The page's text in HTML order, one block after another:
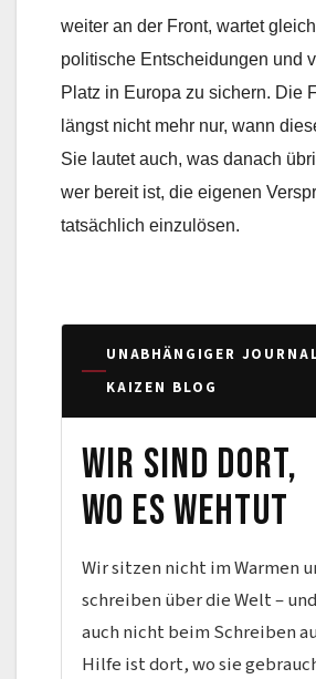
weiter an der Front, wartet
politische Entscheidungen und
Platz in Europa zu sichern. Die
längst nicht mehr nur, wann
Sie lautet auch, was danach
wer bereit ist, die eigenen
tatsächlich einzulösen.
UNABHÄNGIGER
KAIZEN BLOG
Wir sind dort,
wo es wehtut
Wir sitzen nicht im Warmen
schreiben über die Welt –
auch nicht beim Schreiben
Hilfe ist dort, wo sie